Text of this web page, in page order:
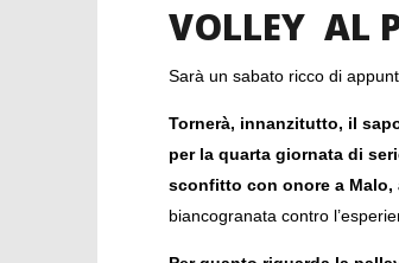
<STRONG>DERBY DI
ENERGIA</STRONG>
Novembre
2023
mercedes
VOLLEY AL
Sarà un sabato ricco di
Tornerà, innanzitutto, il
per la quarta giornata di
sconfitto con onore a Malo,
biancogranata contro